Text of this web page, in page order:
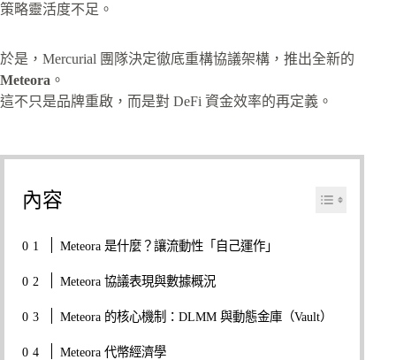
策略靈活度不足。
於是，Mercurial 團隊決定徹底重構協議架構，推出全新的
Meteora 。
這不只是品牌重啟，而是對 DeFi 資金效率的再定義。
內容
Meteora 是什麼？讓流動性「自己運作」
Meteora 協議表現與數據概況
Meteora 的核心機制：DLMM 與動態金庫（Vault）
Meteora 代幣經濟學